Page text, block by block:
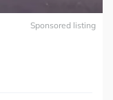
Sponsored listing